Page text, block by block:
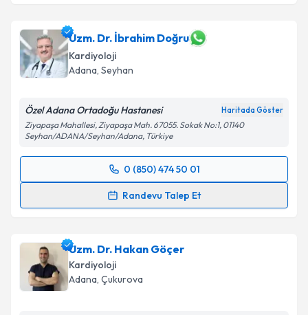
Uzm. Dr. İbrahim Doğru
Kardiyoloji
Adana, Seyhan
Özel Adana Ortadoğu Hastanesi Haritada Göster
Ziyapaşa Mahallesi, Ziyapaşa Mah. 67055. Sokak No:1, 01140
Seyhan/ADANA/Seyhan/Adana, Türkiye
0 (850) 474 50 01
Randevu Talep Et
Randevu Takvimi Talebi
takvim hazırlandığında e-posta ile bilgilendireceğiz.
E-posta Adresiniz
Uzm. Dr. Hakan Göçer
Kardiyoloji
Adana, Çukurova